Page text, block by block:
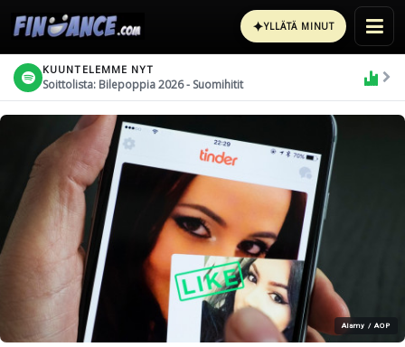
✦YLLÄTÄ MINUT
KUUNTELEMME NYT
Soittolista: Bilepoppia 2026 - Suomihitit
Alamy / AOP